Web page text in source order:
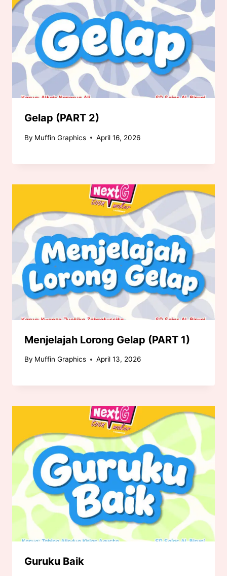
Gelap (PART 2)
By Muffin Graphics April 16, 2026
Menjelajah Lorong Gelap (PART 1)
By Muffin Graphics April 13, 2026
Guruku Baik